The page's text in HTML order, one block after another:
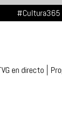
#Cultura365
en directo